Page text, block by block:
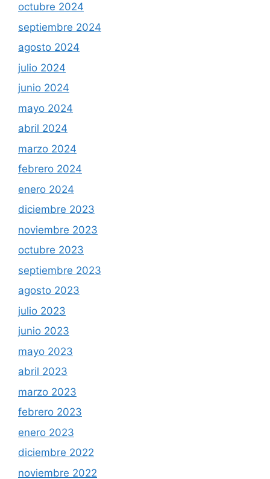
octubre 2024
septiembre 2024
agosto 2024
julio 2024
junio 2024
mayo 2024
abril 2024
marzo 2024
febrero 2024
enero 2024
diciembre 2023
noviembre 2023
octubre 2023
septiembre 2023
agosto 2023
julio 2023
junio 2023
mayo 2023
abril 2023
marzo 2023
febrero 2023
enero 2023
diciembre 2022
noviembre 2022